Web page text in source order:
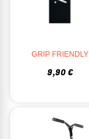
GRIP FRIENDLY
9,90 €